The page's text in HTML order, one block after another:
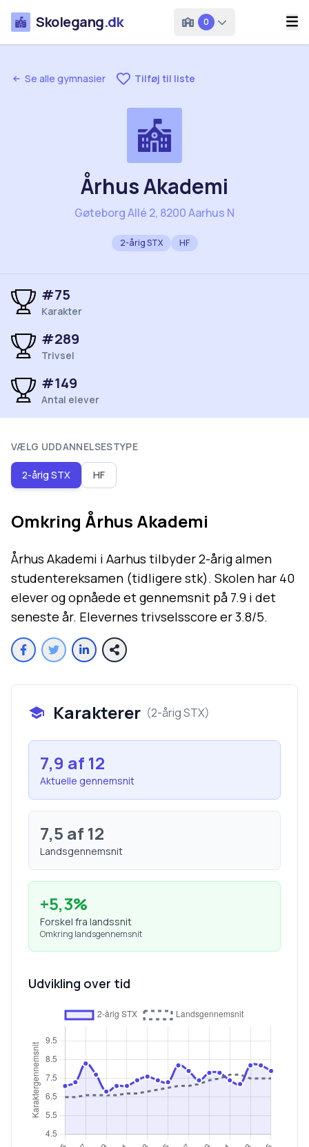
Skolegang.dk 0
Se alle gymnasier Tilføj til liste
Århus Akademi
Gøteborg Allé 2, 8200 Aarhus N
2-årig STX HF
#75
Karakter
#289
Trivsel
#149
Antal elever
VÆLG UDDANNELSESTYPE
2-årig STX HF
Omkring Århus Akademi
Århus Akademi i Aarhus tilbyder 2-årig almen
studentereksamen (tidligere stk). Skolen har 40
elever og opnåede et gennemsnit på 7.9 i det
seneste år. Elevernes trivselsscore er 3.8/5.
Karakterer (2-årig STX)
7,9 af 12
Aktuelle gennemsnit
7,5 af 12
Landsgennemsnit
+5,3%
Forskel fra landssnit
Omkring landsgennemsnit
Udvikling over tid